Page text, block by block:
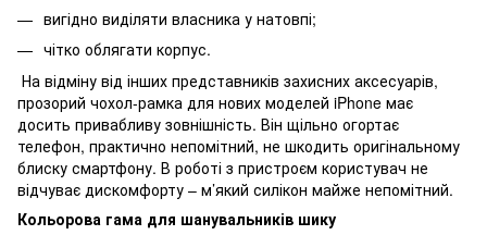
вигідно виділяти власника у натовпі;
чітко облягати корпус.
На відміну від інших представників захисних аксесуарів,
прозорий чохол-рамка для нових моделей iPhone має
досить привабливу зовнішність. Він щільно огортає
телефон, практично непомітний, не шкодить оригінальному
блиску смартфону. В роботі з пристроєм користувач не
відчуває дискомфорту – м’який силікон майже непомітний.
Кольорова гама для шанувальників шику